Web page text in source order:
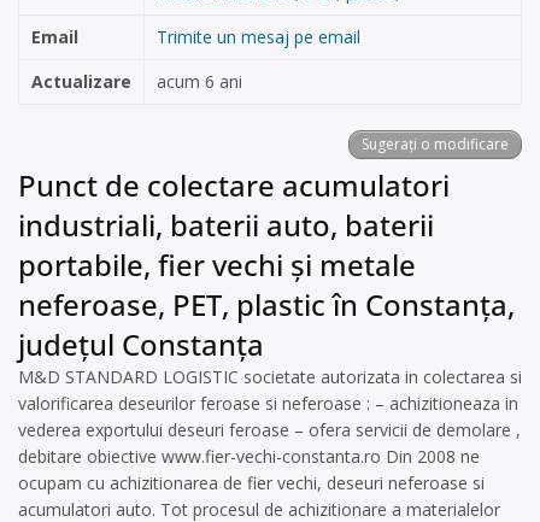
Email
Trimite un mesaj pe email
Actualizare
acum 6 ani
Sugerați o modificare
Punct de colectare acumulatori
industriali, baterii auto, baterii
portabile, fier vechi și metale
neferoase, PET, plastic în Constanța,
județul Constanța
M&D STANDARD LOGISTIC societate autorizata in colectarea si
valorificarea deseurilor feroase si neferoase : – achizitioneaza in
vederea exportului deseuri feroase – ofera servicii de demolare ,
debitare obiective www.fier-vechi-constanta.ro Din 2008 ne
ocupam cu achizitionarea de fier vechi, deseuri neferoase si
acumulatori auto. Tot procesul de achizitionare a materialelor